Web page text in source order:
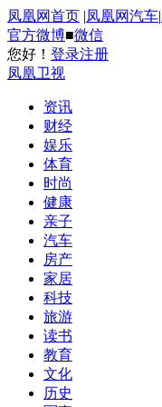
凤凰网首页 |凤凰网汽车|
官方微博■微信
您好！ 登录注册
凤凰卫视
资讯
财经
娱乐
体育
时尚
健康
亲子
汽车
房产
家居
科技
旅游
读书
教育
文化
历史